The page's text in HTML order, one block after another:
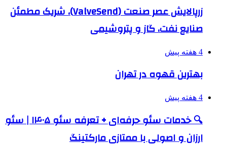
زرپالایش عصر صنعت (ValveSend)، شریک مطمئن
صنایع نفت، گاز و پتروشیمی
4 هفته پیش
بهترین قهوه در تهران
4 هفته پیش
🔍 خدمات سئو حرفه‌ای + تعرفه سئو ۱۴۰۵ | سئو
ارزان و اصولی با ممتازی مارکتینگ